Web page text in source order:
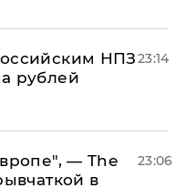
НПЗ
рублей
23:14
— The
в
23:06